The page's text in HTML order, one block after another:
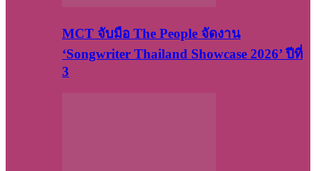
MCT จับมือ The People จัดงาน
‘Songwriter Thailand Showcase 2026’ ปีที่
3